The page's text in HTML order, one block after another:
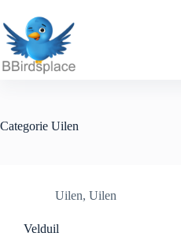
naar
de
inhoud
Categorie Uilen
Uilen, Uilen
Velduil